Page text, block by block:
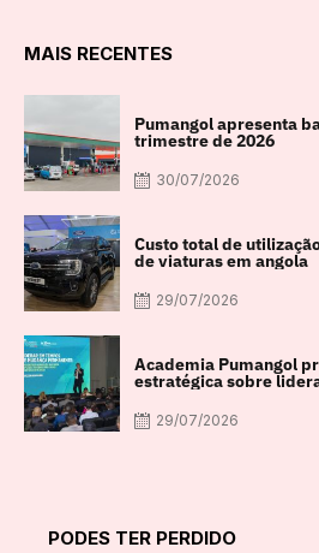
MAIS RECENTES
Pumangol apresenta
trimestre de 2026
30/07/2026
Custo total de
de viaturas em angola
29/07/2026
Academia Pumangol
estratégica sobre
29/07/2026
PODES TER PERDIDO